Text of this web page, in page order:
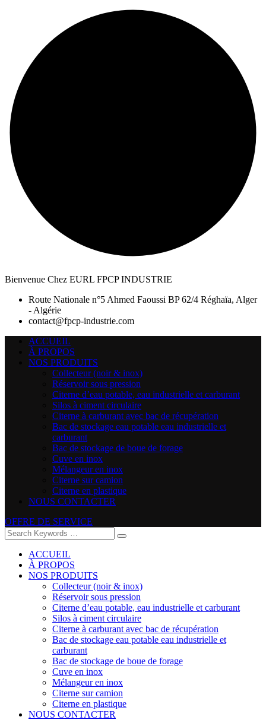
Bienvenue Chez EURL FPCP INDUSTRIE
Route Nationale n°5 Ahmed Faoussi BP 62/4 Réghaïa, Alger
- Algérie
contact@fpcp-industrie.com
ACCUEIL
À PROPOS
NOS PRODUITS
Collecteur (noir & inox)
Réservoir sous pression
Citerne d’eau potable, eau industrielle et carburant
Silos à ciment circulaire
Citerne à carburant avec bac de récupération
Bac de stockage eau potable eau industrielle et
carburant
Bac de stockage de boue de forage
Cuve en inox
Mélangeur en inox
Citerne sur camion
Citerne en plastique
NOUS CONTACTER
OFFRE DE SERVICE
ACCUEIL
À PROPOS
NOS PRODUITS
Collecteur (noir & inox)
Réservoir sous pression
Citerne d’eau potable, eau industrielle et carburant
Silos à ciment circulaire
Citerne à carburant avec bac de récupération
Bac de stockage eau potable eau industrielle et
carburant
Bac de stockage de boue de forage
Cuve en inox
Mélangeur en inox
Citerne sur camion
Citerne en plastique
NOUS CONTACTER